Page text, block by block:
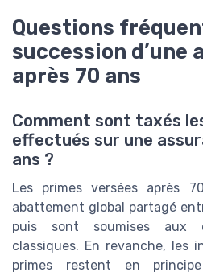
Questions
succession d’une
après 70 ans
Comment sont taxés
effectués sur une
ans ?
Les primes versées après
abattement global partagé
puis sont soumises aux
classiques. En revanche, les
primes restent en